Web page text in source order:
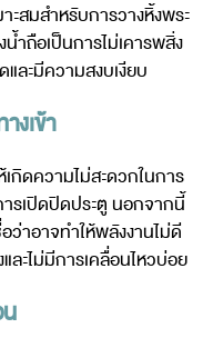
ะสมสำหรับการวางหิ้งพระ
ำถือเป็นการไม่เคารพสิ่ง
ละมีความสงบเงียบ
งเข้า
เกิดความไม่สะดวกในการ
ารเปิดปิดประตู นอกจากนี้
ว่าอาจทำให้พลังงานไม่ดี
ละไม่มีการเคลื่อนไหวบ่อย